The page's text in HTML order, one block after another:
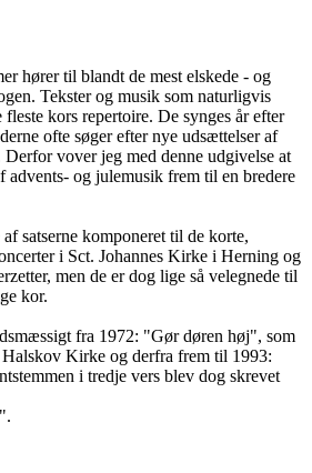
hører til blandt de mest elskede - og
Tekster og musik som naturligvis
kors repertoire. De synges år efter
ofte søger efter nye udsættelser af
vover jeg med denne udgivelse at
og julemusik frem til en bredere
satserne komponeret til de korte,
i Sct. Johannes Kirke i Herning og
men de er dog lige så velegnede til
kor.
fra 1972: "Gør døren høj", som
Kirke og derfra frem til 1993:
i tredje vers blev dog skrevet